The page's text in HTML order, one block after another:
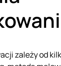
zależy od